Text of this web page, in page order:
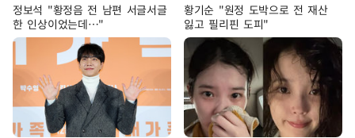
정보석 "황정음 전 남편 서글서글
한 인상이었는데…"
황기순 "원정 도박으로 전 재산
잃고 필리핀 도피"